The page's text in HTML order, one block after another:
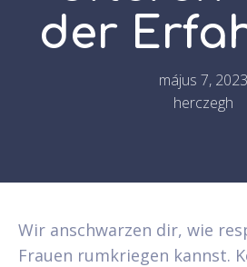
der
május 7, 2023
herczegh
Wir anschwarzen dir, wie
Frauen rumkriegen kannst.